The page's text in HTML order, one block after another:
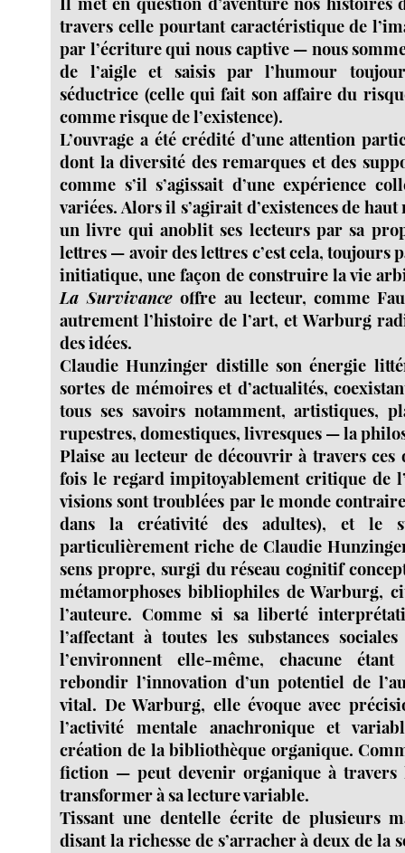
travers celle pourtant caractéristique de
par l’écriture qui nous captive — nous
de l’aigle et saisis par l’humour
séductrice (celle qui fait son affaire du
comme risque de l’existence).
L’ouvrage a été crédité d’une attention
dont la diversité des remarques et des
comme s’il s’agissait d’une expérience
variées. Alors il s’agirait d’existences de
un livre qui anoblit ses lecteurs par sa
lettres — avoir des lettres c’est cela,
initiatique, une façon de construire la vie
La Survivance offre au lecteur, comme
autrement l’histoire de l’art, et Warburg
des idées.
Claudie Hunzinger distille son énergie
sortes de mémoires et d’actualités,
tous ses savoirs notamment, artistiques,
rupestres, domestiques, livresques — la
Plaise au lecteur de découvrir à travers ces
fois le regard impitoyablement critique de
visions sont troublées par le monde
dans la créativité des adultes), et le
particulièrement riche de Claudie
sens propre, surgi du réseau cognitif
métamorphoses bibliophiles de Warburg,
l’auteure. Comme si sa liberté
l’affectant à toutes les substances
l’environnent elle-même, chacune
rebondir l’innovation d’un potentiel de
vital. De Warburg, elle évoque avec
l’activité mentale anachronique et
création de la bibliothèque organique.
fiction — peut devenir organique à travers
transformer à sa lecture variable.
Tissant une dentelle écrite de plusieurs
disant la richesse de s’arracher à deux de la